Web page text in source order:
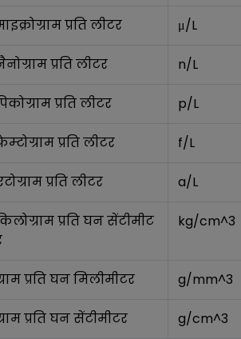
प्रति लीटर μ/L
प्रति लीटर n/L
प्रति लीटर p/L
प्रति लीटर f/L
प्रति लीटर a/L
प्रति घन सेंटीमीट
kg/cm^3
प्रति घन मिलीमीटर g/mm^3
प्रति घन सेंटीमीटर g/cm^3